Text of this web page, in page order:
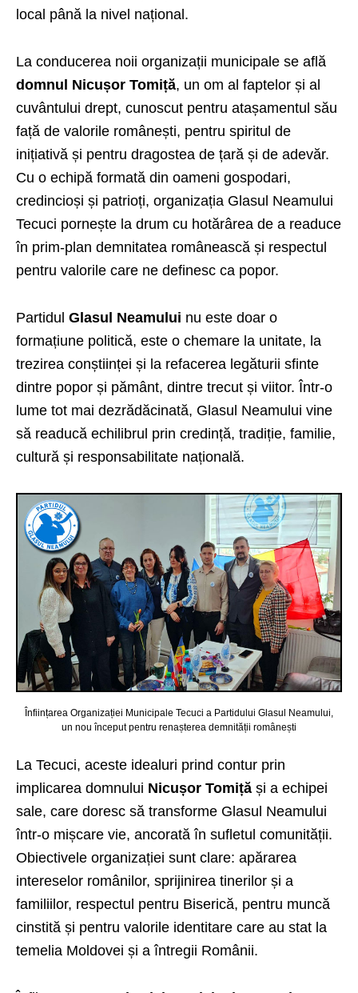
local până la nivel național.
La conducerea noii organizații municipale se află
domnul Nicușor Tomiță, un om al faptelor și al
cuvântului drept, cunoscut pentru atașamentul său
față de valorile românești, pentru spiritul de
inițiativă și pentru dragostea de țară și de adevăr.
Cu o echipă formată din oameni gospodari,
credincioși și patrioți, organizația Glasul Neamului
Tecuci pornește la drum cu hotărârea de a readuce
în prim-plan demnitatea românească și respectul
pentru valorile care ne definesc ca popor.
Partidul Glasul Neamului nu este doar o
formațiune politică, este o chemare la unitate, la
trezirea conștiinței și la refacerea legăturii sfinte
dintre popor și pământ, dintre trecut și viitor. Într-o
lume tot mai dezrădăcinată, Glasul Neamului vine
să readucă echilibrul prin credință, tradiție, familie,
cultură și responsabilitate națională.
Înființarea Organizației Municipale Tecuci a Partidului Glasul Neamului,
un nou început pentru renașterea demnității românești
La Tecuci, aceste idealuri prind contur prin
implicarea domnului Nicușor Tomiță și a echipei
sale, care doresc să transforme Glasul Neamului
într-o mișcare vie, ancorată în sufletul comunității.
Obiectivele organizației sunt clare: apărarea
intereselor românilor, sprijinirea tinerilor și a
familiilor, respectul pentru Biserică, pentru muncă
cinstită și pentru valorile identitare care au stat la
temelia Moldovei și a întregii Românii.